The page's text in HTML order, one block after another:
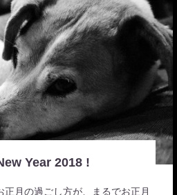
Year 2018 !
月の過ごし方が、まるでお正月